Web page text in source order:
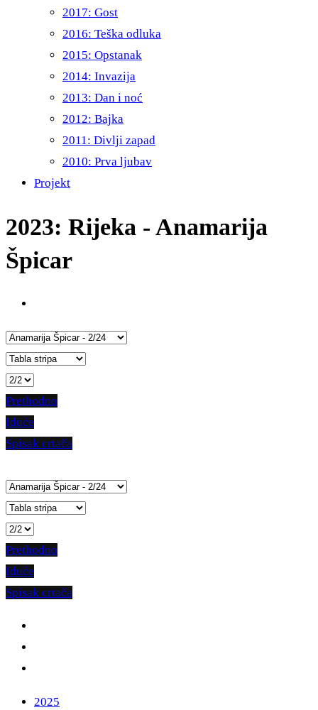
2017: Gost
2016: Teška odluka
2015: Opstanak
2014: Invazija
2013: Dan i noć
2012: Bajka
2011: Divlji zapad
2010: Prva ljubav
Projekt
2023: Rijeka - Anamarija
Špicar
Prethodno
Iduće
Spisak crtača
Prethodno
Iduće
Spisak crtača
2025